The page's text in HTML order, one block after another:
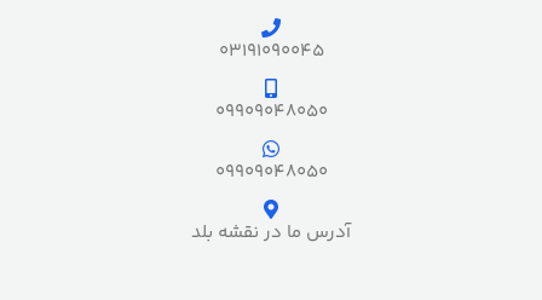
03191090045
09909048050
09909048050
آدرس ما در نقشه بلد